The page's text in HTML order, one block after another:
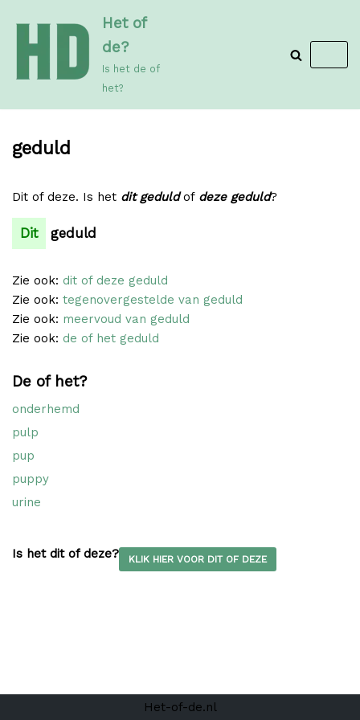
de
inhoud
Het of
de?
Is het de of
het?
geduld
Dit of deze. Is het dit geduldof deze geduld?
Dit geduld
Zie ook: dit of deze geduld
Zie ook: tegenovergestelde van geduld
Zie ook: meervoud van geduld
Zie ook: de of het geduld
De of het?
onderhemd
pulp
pup
puppy
urine
Is het dit of deze? KLIK HIER VOOR DIT OF DEZE
Het-of-de.nl